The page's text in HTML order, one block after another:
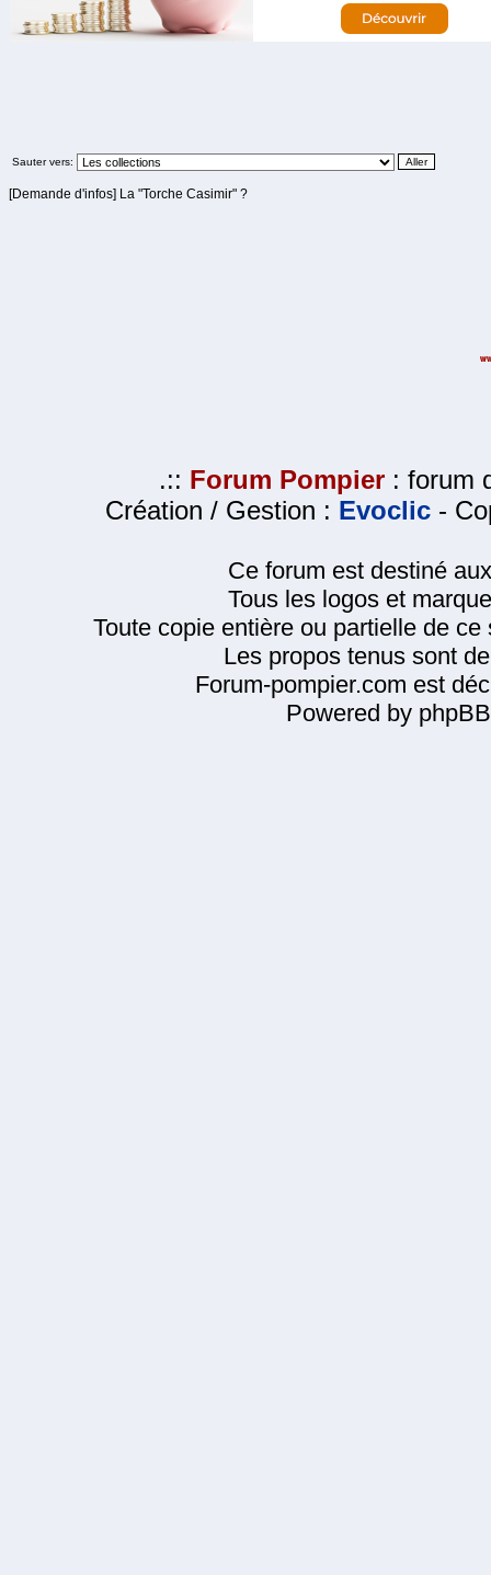
Sauter vers:
[Demande d'infos] La "Torche Casimir" ?
.:: Forum Pompier : forum
Création / Gestion : Evoclic -
Ce forum est destiné
Tous les logos et
Toute copie entière ou partielle de
Les propos tenus sont
Forum-pompier.com est
Powered by